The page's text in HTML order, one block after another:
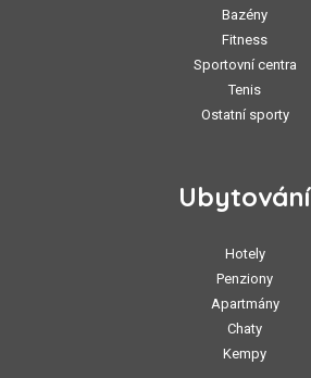
Bazény
Fitness
Sportovní centra
Tenis
Ostatní sporty
Ubytování
Hotely
Penziony
Apartmány
Chaty
Kempy